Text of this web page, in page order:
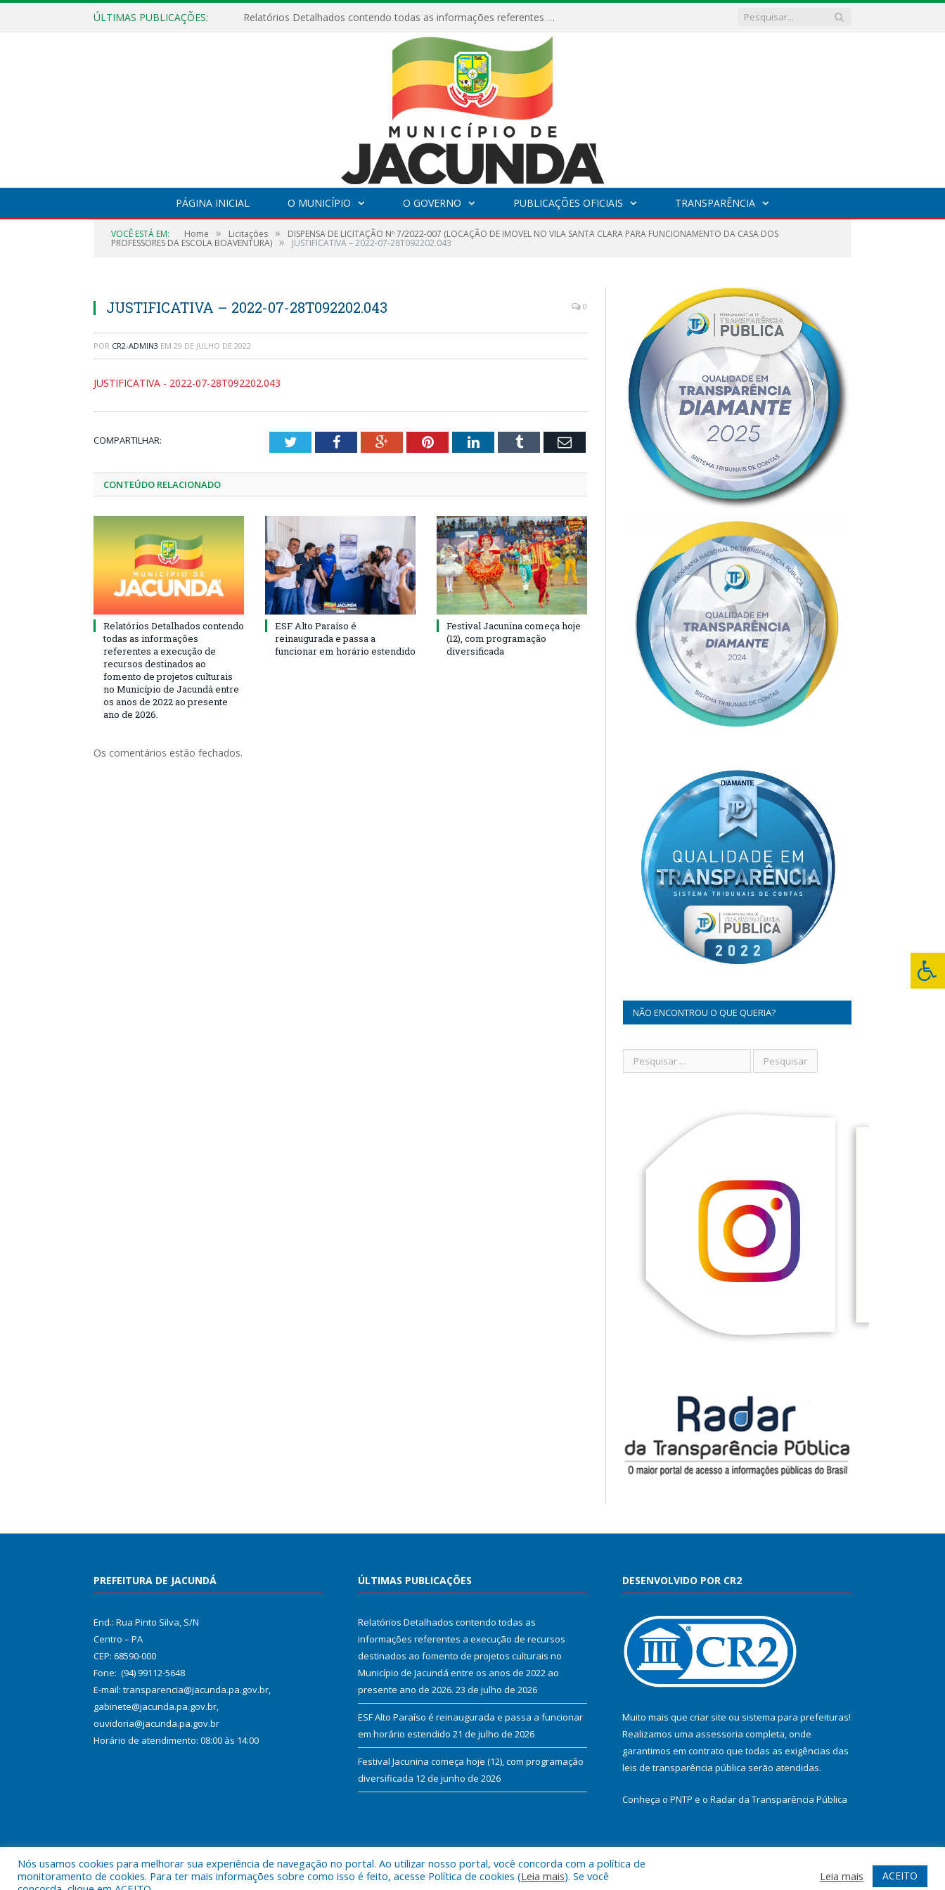
ÚLTIMAS PUBLICAÇÕES: Relatórios Detalhados contendo todas as informações referentes a execução de recursos destinados ao fomento de projetos culturais no Município de Jacundá entre os anos de 2022 ao presente ano de 2026.
PÁGINA INICIAL O MUNICÍPIO O GOVERNO PUBLICAÇÕES OFICIAIS TRANSPARÊNCIA
VOCÊ ESTÁ EM: Home » Licitações » DISPENSA DE LICITAÇÃO Nº 7/2022-007 (LOCAÇÃO DE IMOVEL NO VILA SANTA CLARA PARA FUNCIONAMENTO DA CASA DOS
PROFESSORES DA ESCOLA BOAVENTURA) » JUSTIFICATIVA – 2022-07-28T092202.043
JUSTIFICATIVA – 2022-07-28T092202.043 0
POR CR2-ADMIN3 EM 29 DE JULHO DE 2022
JUSTIFICATIVA - 2022-07-28T092202.043
COMPARTILHAR: TwitterFacebookGoogle+PinterestLinkedInTumblr Email
CONTEÚDO RELACIONADO
Relatórios Detalhados contendo
todas as informações
referentes a execução de
recursos destinados ao
fomento de projetos culturais
no Município de Jacundá entre
os anos de 2022 ao presente
ano de 2026.
ESF Alto Paraíso é
reinaugurada e passa a
funcionar em horário estendido
Festival Jacunina começa hoje
(12), com programação
diversificada
Os comentários estão fechados.
NÃO ENCONTROU O QUE QUERIA?
PREFEITURA DE JACUNDÁ
End.: Rua Pinto Silva, S/N
Centro – PA
CEP: 68590-000
Fone: (94) 99112-5648
E-mail: transparencia@jacunda.pa.gov.br,
gabinete@jacunda.pa.gov.br,
ouvidoria@jacunda.pa.gov.br
Horário de atendimento: 08:00 às 14:00
ÚLTIMAS PUBLICAÇÕES
Relatórios Detalhados contendo todas as
informações referentes a execução de recursos
destinados ao fomento de projetos culturais no
Município de Jacundá entre os anos de 2022 ao
presente ano de 2026. 23 de julho de 2026
ESF Alto Paraíso é reinaugurada e passa a funcionar
em horário estendido 21 de julho de 2026
Festival Jacunina começa hoje (12), com programação
diversificada 12 de junho de 2026
DESENVOLVIDO POR CR2
Muito mais que criar site ou sistema para prefeituras!
Realizamos uma assessoria completa, onde
garantimos em contrato que todas as exigências das
leis de transparência pública serão atendidas.
Conheça o PNTP e o Radar da Transparência Pública
Todos os direitos reservados a Prefeitura Municipal de Jacundá. Mapa do Site Acessar Webmail
Nós usamos cookies para melhorar sua experiência de navegação no portal. Ao utilizar nosso portal, você concorda com a política de
monitoramento de cookies. Para ter mais informações sobre como isso é feito, acesse Política de cookies (Leia mais). Se você
Leia mais ACEITO